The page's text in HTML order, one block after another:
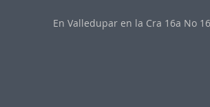
En Valledupar en la Cra 16a No